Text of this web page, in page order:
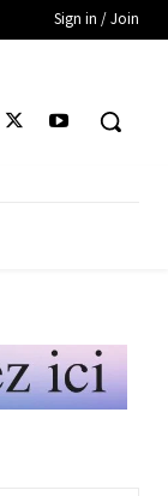
Sign in / Join